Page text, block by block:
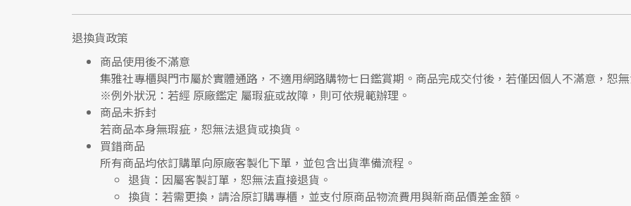
退換貨政策
商品使用後不滿意
集雅社專櫃與門市屬於實體通路，不適用網路購物七日鑑賞期 。商品完成交付後，若僅因個人不滿意，恕
※例外狀況：若經 原廠鑑定 屬瑕疵或故障，則可依規範辦理。
商品未拆封
若商品本身無瑕疵，恕無法退貨或換貨。
買錯商品
所有商品均依訂購單向原廠客製化下單 ，並包含出貨準備流程。
退貨 ：因屬客製訂單，恕無法直接退貨。
換貨 ：若需更換，請洽原訂購專櫃，並支付原商品物流費用與新商品價差金額 。